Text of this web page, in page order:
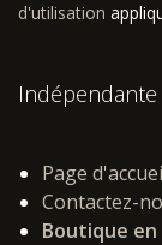
d'utilisation
Indépendante
Page
Contactez-
Boutique en